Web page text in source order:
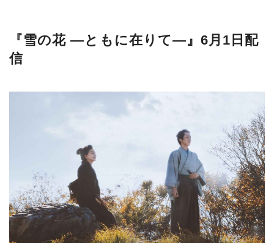
『雪の花 ―ともに在りて―』6月1日配
信